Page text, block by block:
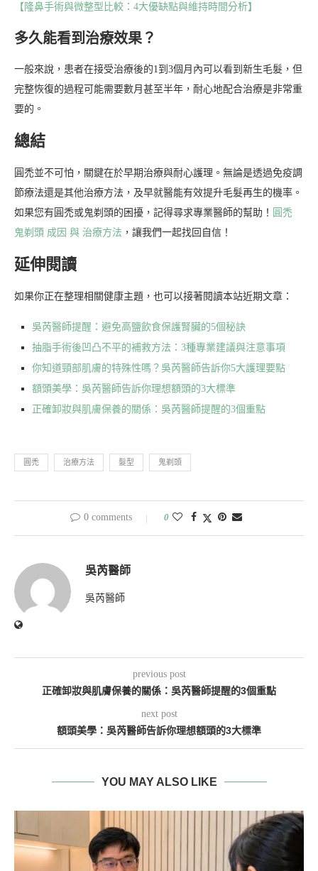
【隆鼻手術與微整型比較：4大優缺點與維持時間分析】
多久能看到治療效果？
一般來說，患者在接受治療後的1到3個月內可以看到新生毛髮，但
完整恢復的過程可能需要數月甚至半年，耐心地配合治療是非常重
要的。
總結
圓禿並不可怕，關鍵在於早期治療與耐心護理。無論是透過免疫調
節療法還是其他治療方法，及早就醫能有效提升毛髮再生的機率。
如果您有圓禿或鬼剃頭的困擾，記得尋求專業醫師的幫助！ 圓禿
鬼剃頭 成因 與 治療方法 ，讓我們一起找回自信！
延伸閱讀
如果你正在整理相關健康主題，也可以接著閱讀本站近期文章：
吳芮醫師提醒：避免高鹽飲食保護腎臟的5個秘訣
抽脂手術後凹凸不平的補救方法：3種專業建議與注意事項
你知道頸部肌膚的特殊性嗎？吳芮醫師告訴你5大護理要點
額頭美學：吳芮醫師告訴你理想額頭的3大標準
正確卸妝與肌膚保養的關係：吳芮醫師提醒的3個重點
圓禿 治療方法 髮型 鬼剃頭
0 comments 0
吳芮醫師
吳芮醫師
previous post
正確卸妝與肌膚保養的關係：吳芮醫師提醒的3個重點
next post
額頭美學：吳芮醫師告訴你理想額頭的3大標準
YOU MAY ALSO LIKE